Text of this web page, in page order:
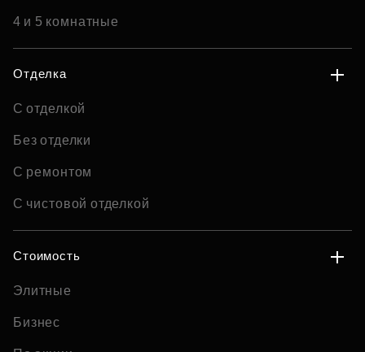
4 и 5 комнатные
Отделка
С отделкой
Без отделки
С ремонтом
С чистовой отделкой
Стоимость
Элитные
Бизнес